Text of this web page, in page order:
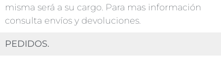
misma será a su cargo. Para mas información
consulta envíos y devoluciones.
PEDIDOS.